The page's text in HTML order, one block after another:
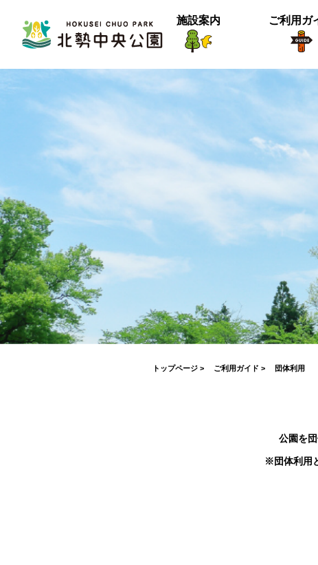
施設案内 ご利用ガ
察会
7月19日(日)開催！INABESTAX プレ
【北中WOODSTOCK】
2026.07.17
2026.03.19
【御礼】『北中マルシェ2025』あり
がとうございました！
2025.10.01
2026.04.03
季節は確実に進んでいるようです
2023.03.26
トップページ > ご利用ガイド > 団体利用
公園を
※団体利用